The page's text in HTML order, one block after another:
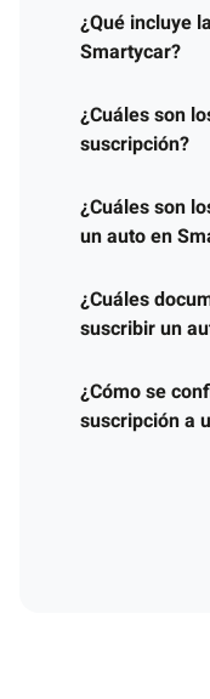
¿Qué incluye
Smartycar?
¿Cuáles son
suscripción?
¿Cuáles son
un auto en
¿Cuáles
suscribir un
¿Cómo se
suscripción a